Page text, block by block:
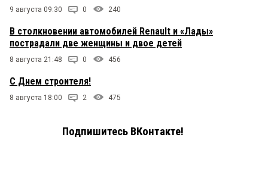
9 августа 09:30 0 240
В столкновении автомобилей Renault и «Лады»
пострадали две женщины и двое детей
8 августа 21:48 0 456
С Днем строителя!
8 августа 18:00 2 475
Подпишитесь ВКонтакте!